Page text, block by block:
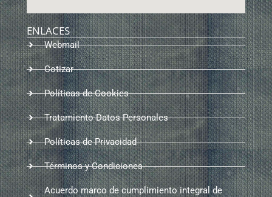
ENLACES
Webmail
Cotizar
Políticas de Cookies
Tratamiento Datos Personales
Políticas de Privacidad
Términos y Condiciones
Acuerdo marco de cumplimiento integral de